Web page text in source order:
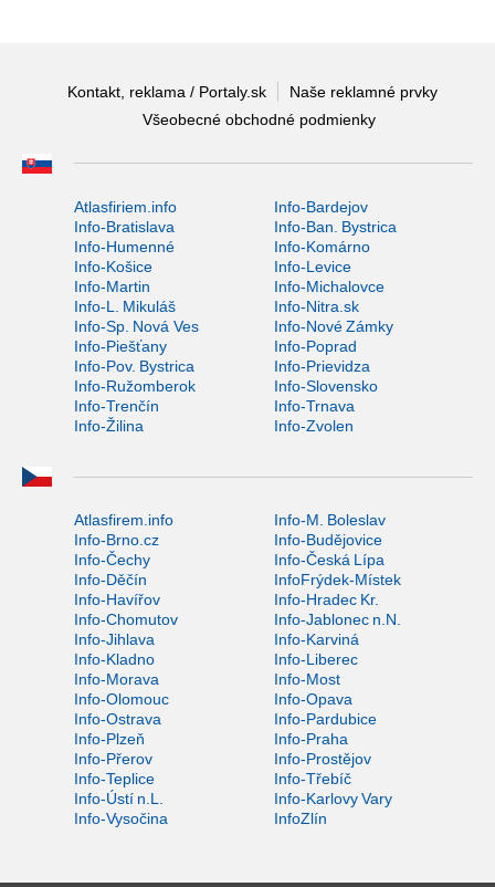
Kontakt, reklama / Portaly.sk
Naše reklamné prvky
Všeobecné obchodné podmienky
Atlasfiriem.info
Info-Bardejov
Info-Bratislava
Info-Ban. Bystrica
Info-Humenné
Info-Komárno
Info-Košice
Info-Levice
Info-Martin
Info-Michalovce
Info-L. Mikuláš
Info-Nitra.sk
Info-Sp. Nová Ves
Info-Nové Zámky
Info-Piešťany
Info-Poprad
Info-Pov. Bystrica
Info-Prievidza
Info-Ružomberok
Info-Slovensko
Info-Trenčín
Info-Trnava
Info-Žilina
Info-Zvolen
Atlasfirem.info
Info-M. Boleslav
Info-Brno.cz
Info-Budějovice
Info-Čechy
Info-Česká Lípa
Info-Děčín
InfoFrýdek-Místek
Info-Havířov
Info-Hradec Kr.
Info-Chomutov
Info-Jablonec n.N.
Info-Jihlava
Info-Karviná
Info-Kladno
Info-Liberec
Info-Morava
Info-Most
Info-Olomouc
Info-Opava
Info-Ostrava
Info-Pardubice
Info-Plzeň
Info-Praha
Info-Přerov
Info-Prostějov
Info-Teplice
Info-Třebíč
Info-Ústí n.L.
Info-Karlovy Vary
Info-Vysočina
InfoZlín